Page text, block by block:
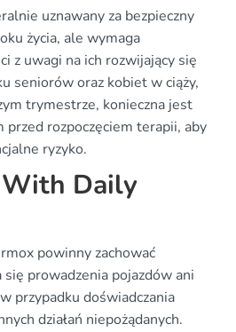
uznawany za bezpieczny
życia, ale wymaga
z uwagi na ich rozwijający się
seniorów oraz kobiet w ciąży,
trymestrze, konieczna jest
przed rozpoczęciem terapii, aby
ryzyko.
Daily
powinny zachować
prowadzenia pojazdów ani
przypadku doświadczania
działań niepożądanych.